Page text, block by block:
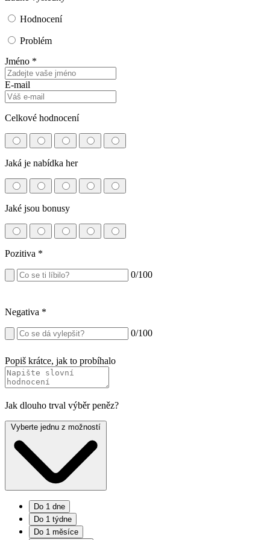
Hodnocení
Problém
Jméno *
E-mail
Celkové hodnocení
Jaká je nabídka her
Jaké jsou bonusy
Pozitiva *
0/100
Negativa *
0/100
Popiš krátce, jak to probíhalo
Jak dlouho trval výběr peněz?
Vyberte jednu z možností
Do 1 dne
Do 1 týdne
Do 1 měsíce